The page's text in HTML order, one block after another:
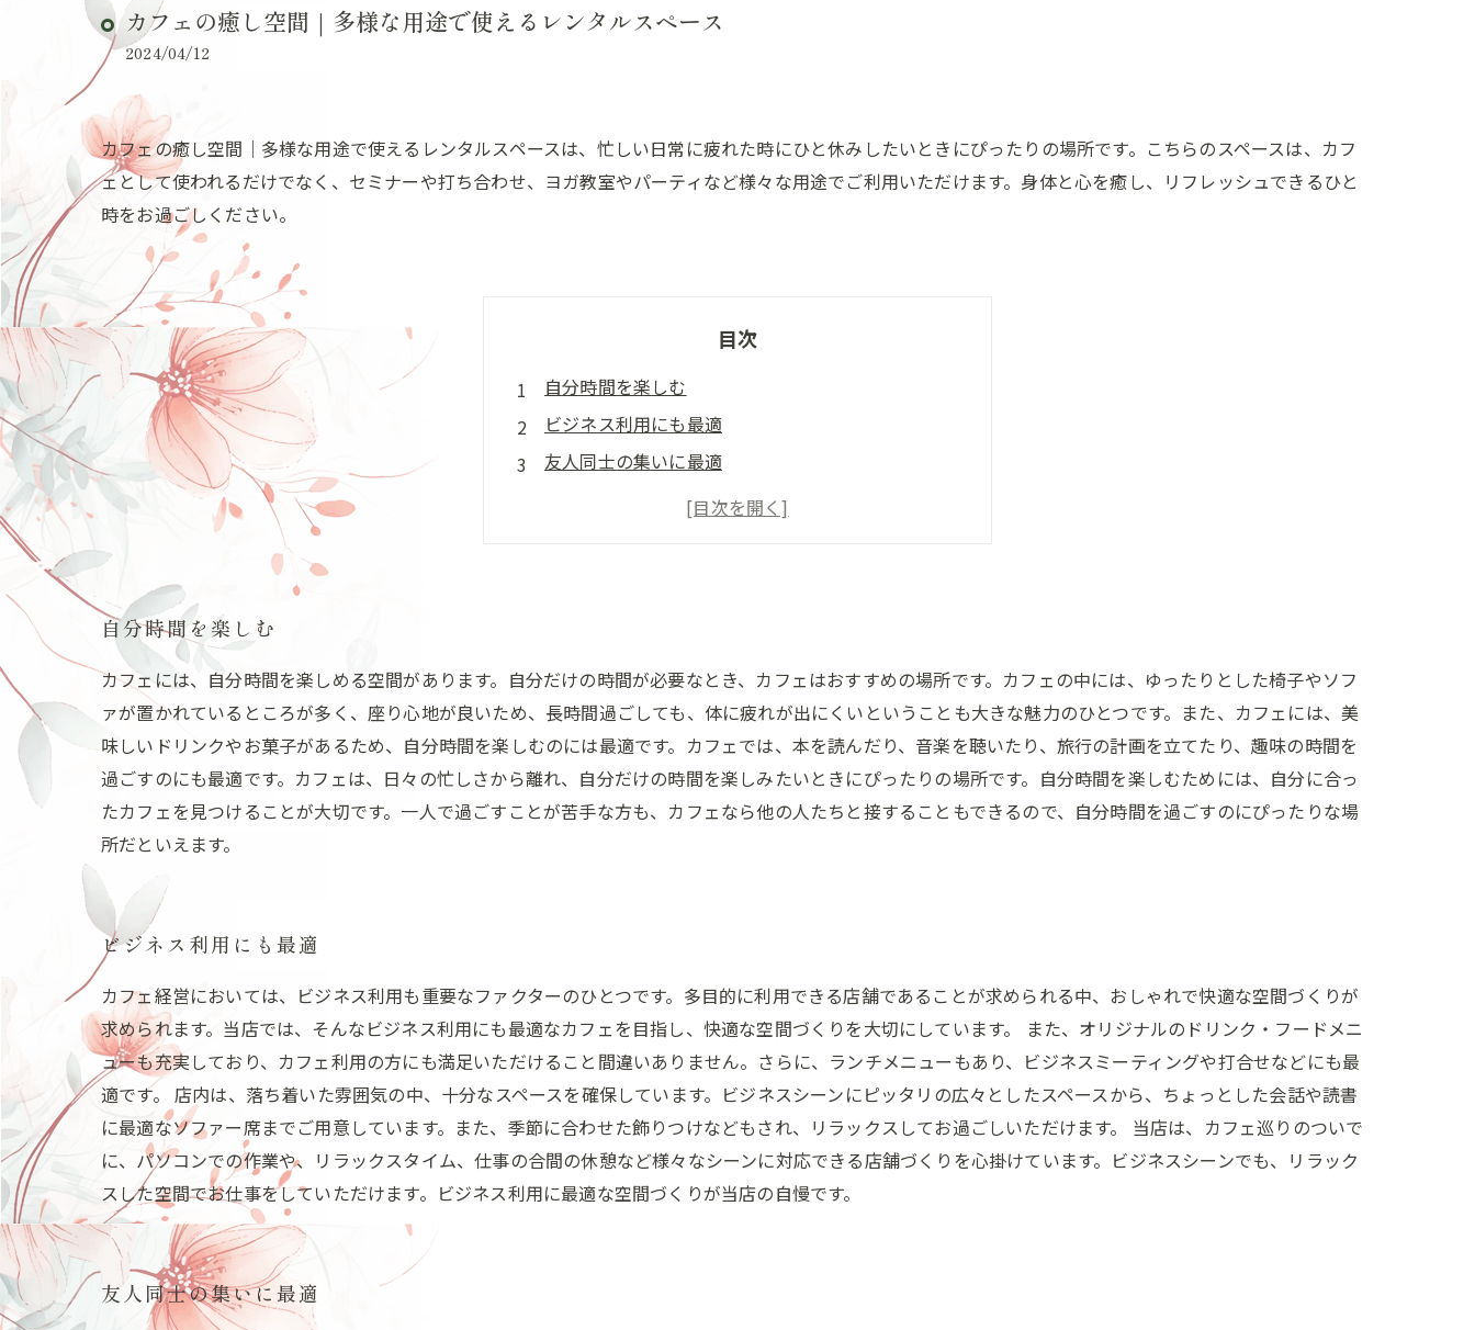
カフェの癒し空間｜多様な用途で使えるレンタルスペース
2024/04/12
カフェの癒し空間｜多様な用途で使えるレンタルスペースは、忙しい日常に疲れた時にひと休みしたいときにぴったりの場所です。こちらのスペースは、カフ
ェとして使われるだけでなく、セミナーや打ち合わせ、ヨガ教室やパーティなど様々な用途でご利用いただけます。身体と心を癒し、リフレッシュできるひと
時をお過ごしください。
目次
自分時間を楽しむ
ビジネス利用にも最適
友人同士の集いに最適
イベントにぴったり
自分時間を楽しむ
カフェには、自分時間を楽しめる空間があります。自分だけの時間が必要なとき、カフェはおすすめの場所です。カフェの中には、ゆったりとした椅子やソフ
ァが置かれているところが多く、座り心地が良いため、長時間過ごしても、体に疲れが出にくいということも大きな魅力のひとつです。また、カフェには、美
味しいドリンクやお菓子があるため、自分時間を楽しむのには最適です。カフェでは、本を読んだり、音楽を聴いたり、旅行の計画を立てたり、趣味の時間を
過ごすのにも最適です。カフェは、日々の忙しさから離れ、自分だけの時間を楽しみたいときにぴったりの場所です。自分時間を楽しむためには、自分に合っ
たカフェを見つけることが大切です。一人で過ごすことが苦手な方も、カフェなら他の人たちと接することもできるので、自分時間を過ごすのにぴったりな場
所だといえます。
ビジネス利用にも最適
カフェ経営においては、ビジネス利用も重要なファクターのひとつです。多目的に利用できる店舗であることが求められる中、おしゃれで快適な空間づくりが
求められます。当店では、そんなビジネス利用にも最適なカフェを目指し、快適な空間づくりを大切にしています。 また、オリジナルのドリンク・フードメニ
ューも充実しており、カフェ利用の方にも満足いただけること間違いありません。さらに、ランチメニューもあり、ビジネスミーティングや打合せなどにも最
適です。 店内は、落ち着いた雰囲気の中、十分なスペースを確保しています。ビジネスシーンにピッタリの広々としたスペースから、ちょっとした会話や読書
に最適なソファー席までご用意しています。また、季節に合わせた飾りつけなどもされ、リラックスしてお過ごしいただけます。 当店は、カフェ巡りのついで
に、パソコンでの作業や、リラックスタイム、仕事の合間の休憩など様々なシーンに対応できる店舗づくりを心掛けています。ビジネスシーンでも、リラック
スした空間でお仕事をしていただけます。ビジネス利用に最適な空間づくりが当店の自慢です。
友人同士の集いに最適